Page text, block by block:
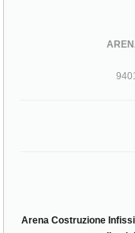
Arena Costruzione